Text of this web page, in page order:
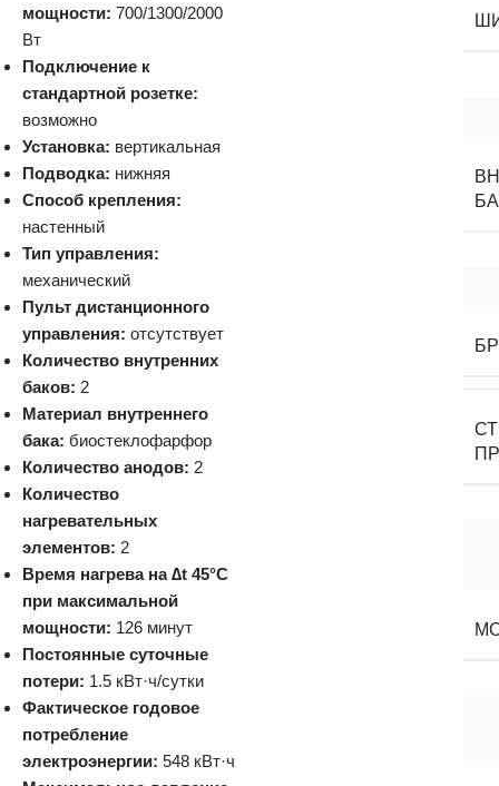
мощности: 700/1300/2000
Вт
Подключение к
стандартной розетке:
возможно
Установка: вертикальная
Подводка: нижняя
Способ крепления:
настенный
Тип управления:
механический
Пульт дистанционного
управления: отсутствует
Количество внутренних
баков: 2
Материал внутреннего
бака: биостеклофарфор
Количество анодов: 2
Количество
нагревательных
элементов: 2
Время нагрева на ∆t 45°C
при максимальной
мощности: 126 минут
Постоянные суточные
потери: 1.5 кВт·ч/сутки
Фактическое годовое
потребление
электроэнергии: 548 кВт·ч